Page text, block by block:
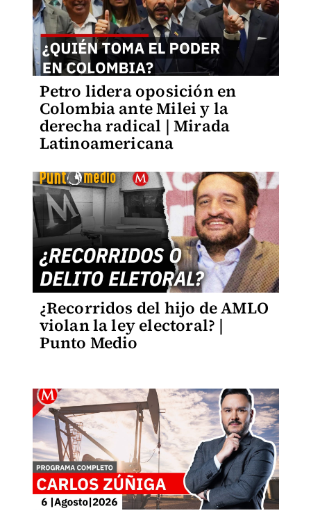
Petro lidera oposición en
Colombia ante Milei y la
derecha radical | Mirada
Latinoamericana
¿Recorridos del hijo de AMLO
violan la ley electoral? |
Punto Medio